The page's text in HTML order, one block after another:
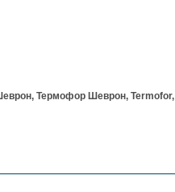
Термофор Шеврон, Termofor,